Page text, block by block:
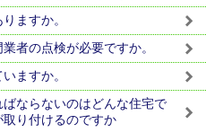
ますか。
者の点検が必要ですか。
ますか。
ならないのはどんな住宅で
り付けるのですか